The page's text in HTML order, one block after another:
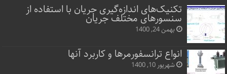
تکنیک‌های اندازه‌گیری جریان با استفاده از
سنسورهای مختلف جریان
بهمن 24, 1400
انواع ترانسفورمرها و کاربرد آنها
شهریور 10, 1400